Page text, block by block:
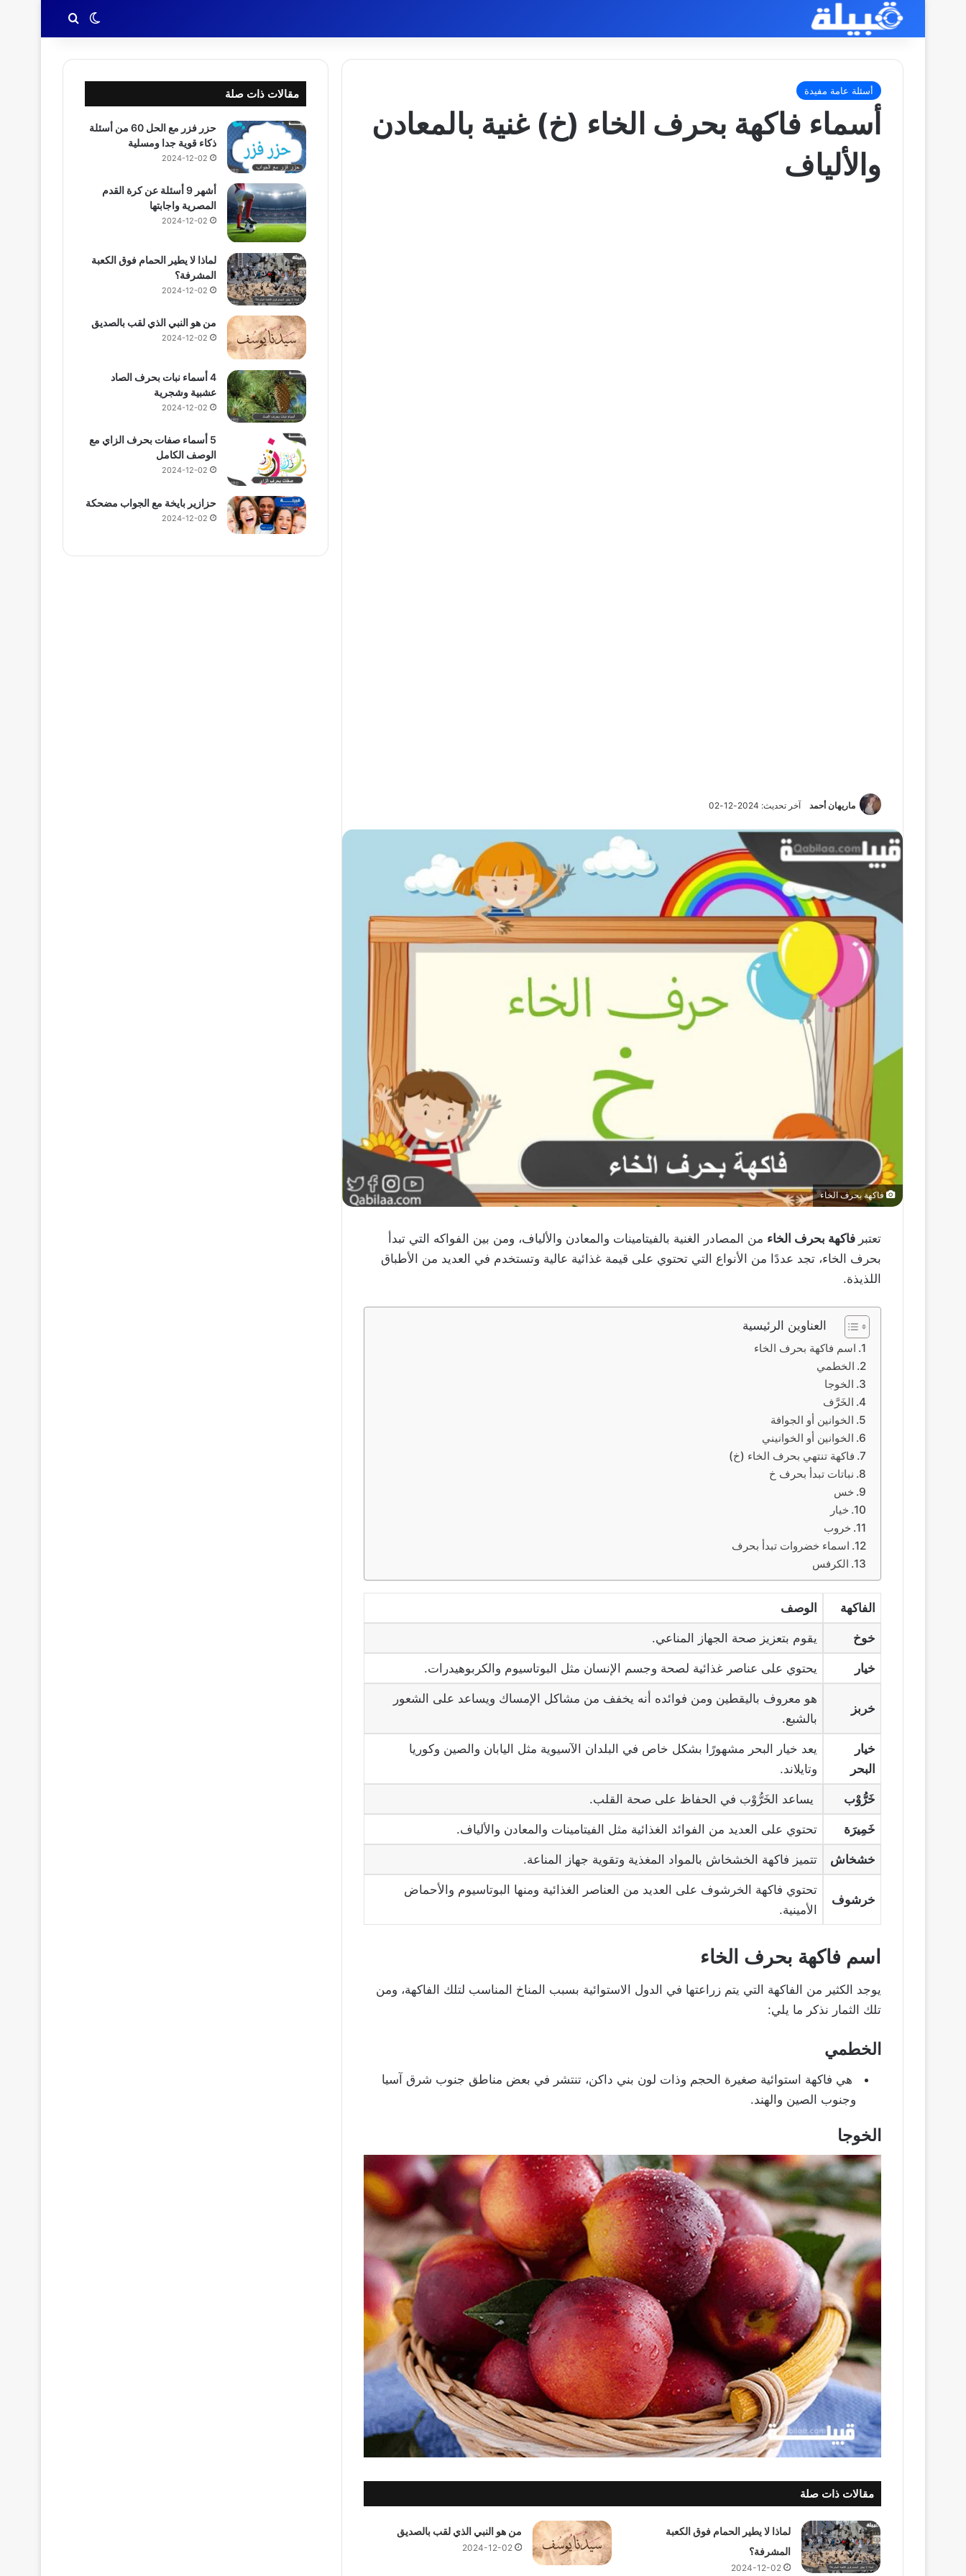
الوضع المظلم
بحث عن
أسئلة عامة مفيدة
أسماء فاكهة بحرف الخاء (خ) غنية بالمعادن
والألياف
ماريهان أحمد آخر تحديث: 2024-12-02
فاكهة بحرف الخاء
تعتبر فاكهة بحرف الخاء من المصادر الغنية بالفيتامينات والمعادن والألياف، ومن بين الفواكه التي تبدأ
بحرف الخاء، تجد عددًا من الأنواع التي تحتوي على قيمة غذائية عالية وتستخدم في العديد من الأطباق
اللذيذة.
العناوين الرئيسية
اسم فاكهة بحرف الخاء
الخطمي
الخوجا
الخَرَّف
الخوانين أو الجوافة
الخوانين أو الخوانيني
فاكهة تنتهي بحرف الخاء (خ)
نباتات تبدأ بحرف خ
خس
خيار
خروب
اسماء خضروات تبدأ بحرف
الكرفس
الفاكهة الوصف
خوخ يقوم بتعزيز صحة الجهاز المناعي.
خيار يحتوي على عناصر غذائية لصحة وجسم الإنسان مثل البوتاسيوم والكربوهيدرات.
خربز
هو معروف باليقطين ومن فوائده أنه يخفف من مشاكل الإمساك ويساعد على الشعور
بالشبع.
خيار
البحر
يعد خيار البحر مشهورًا بشكل خاص في البلدان الآسيوية مثل اليابان والصين وكوريا
وتايلاند.
خَرُّوْب يساعد الخَرُّوْب في الحفاظ على صحة القلب.
خَمِيرَة تحتوي على العديد من الفوائد الغذائية مثل الفيتامينات والمعادن والألياف.
خشخاش تتميز فاكهة الخشخاش بالمواد المغذية وتقوية جهاز المناعة.
خرشوف
تحتوي فاكهة الخرشوف على العديد من العناصر الغذائية ومنها البوتاسيوم والأحماض
الأمينية.
اسم فاكهة بحرف الخاء
يوجد الكثير من الفاكهة التي يتم زراعتها في الدول الاستوائية بسبب المناخ المناسب لتلك الفاكهة، ومن
تلك الثمار نذكر ما يلي:
الخطمي
هي فاكهة استوائية صغيرة الحجم وذات لون بني داكن، تنتشر في بعض مناطق جنوب شرق آسيا
وجنوب الصين والهند.
الخوجا
مقالات ذات صلة
لماذا لا يطير الحمام فوق الكعبة
المشرفة؟
2024-12-02
من هو النبي الذي لقب بالصديق
2024-12-02
مقالات ذات صلة
حزر فزر مع الحل 60 من أسئلة
ذكاء قوية جدا ومسلية
2024-12-02
أشهر 9 أسئلة عن كرة القدم
المصرية واجابتها
2024-12-02
لماذا لا يطير الحمام فوق الكعبة
المشرفة؟
2024-12-02
من هو النبي الذي لقب بالصديق
2024-12-02
4 أسماء نبات بحرف الصاد
عشبية وشجرية
2024-12-02
5 أسماء صفات بحرف الزاي مع
الوصف الكامل
2024-12-02
حزازير بايخة مع الجواب مضحكة
2024-12-02